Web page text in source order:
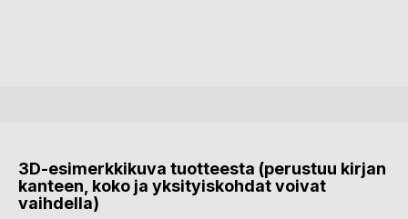
3D-esimerkkikuva tuotteesta (perustuu kirjan
kanteen, koko ja yksityiskohdat voivat
vaihdella)